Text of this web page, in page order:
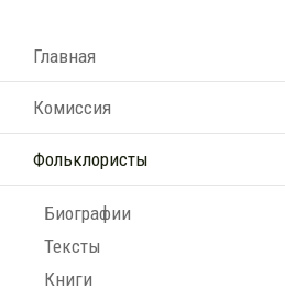
Главная
Комиссия
Фольклористы
Биографии
Тексты
Книги